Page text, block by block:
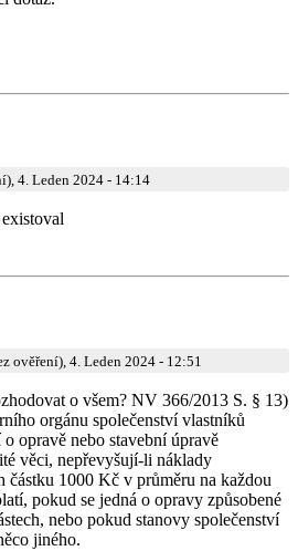
4. Leden 2024 - 14:14
ověření), 4. Leden 2024 - 12:51
o všem? NV 366/2013 S. § 13)
orgánu společenství vlastníků
opravě nebo stavební úpravě
věci, nepřevyšují-li náklady
částku 1000 Kč v průměru na každou
pokud se jedná o opravy způsobené
nebo pokud stanovy společenství
jiného.